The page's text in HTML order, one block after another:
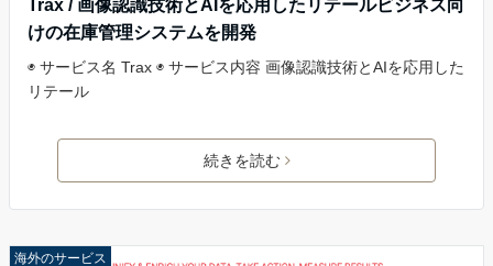
Trax / 画像認識技術とAIを応用したリテールビジネス向
けの在庫管理システムを開発
◉ サービス名 Trax ◉ サービス内容 画像認識技術とAIを応用した
リテール
続きを読む
海外のサービス